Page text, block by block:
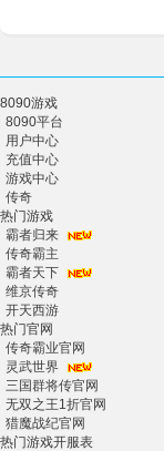
8090游戏
8090平台
用户中心
充值中心
游戏中心
传奇
热门游戏
霸者归来
传奇霸主
霸者天下
维京传奇
开天西游
热门官网
传奇霸业官网
灵武世界
三国群将传官网
无双之王1折官网
猎魔战纪官网
热门游戏开服表